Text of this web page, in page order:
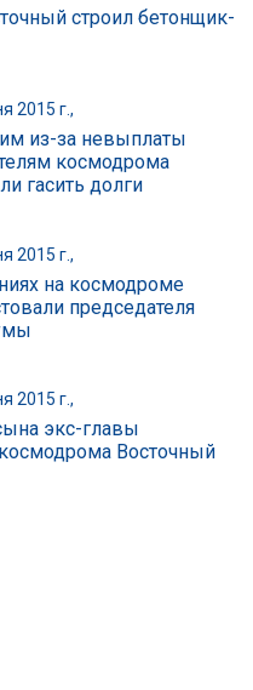
строил бетонщик-
2015 г.,
из-за невыплаты
космодрома
гасить долги
2015 г.,
на космодроме
председателя
2015 г.,
экс-главы
Восточный